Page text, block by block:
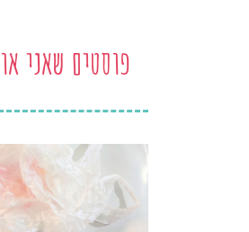
פוסטים שאני